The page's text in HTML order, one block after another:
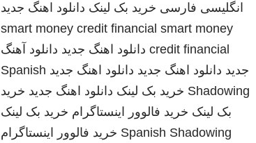
انگلیسی فارسی خرید بک لینک دانلود اهنگ جدید
smart money credit financial smart money
credit financial دانلود اهنگ جدید دانلود آهنگ
جدید دانلود اهنگ جدید دانلود اهنگ جدید Spanish
Shadowing خرید بک لینک دانلود اهنگ جدید خرید
بک لینک خرید فالوور اینستاگرام خرید بک لینک
Spanish Shadowing خرید فالوور اینستاگرام